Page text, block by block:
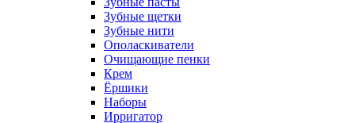
Зубные щетки
Зубные нити
Ополаскиватели
Очищающие пенки
Крем
Ёршики
Наборы
Ирригатор